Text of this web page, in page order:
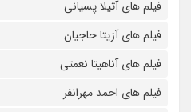
فیلم های آتیلا پسیانی
فیلم های آزیتا حاجیان
فیلم های آناهیتا نعمتی
فیلم های احمد مهرانفر